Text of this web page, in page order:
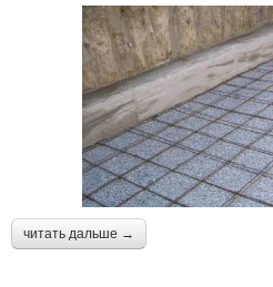
читать дальше →